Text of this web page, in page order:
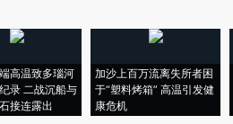
高温致多瑙河
录 二战沉船与
接连露出
加沙上百万流离失所者困
于“塑料烤箱” 高温引发健
康危机